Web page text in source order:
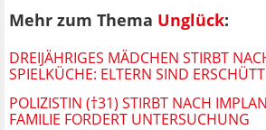
Mehr zum Thema Unglück:
DREIJÄHRIGES MÄDCHEN STIRBT
SPIELKÜCHE: ELTERN SIND
POLIZISTIN (†31) STIRBT NACH
FAMILIE FORDERT UNTERSUCHUNG